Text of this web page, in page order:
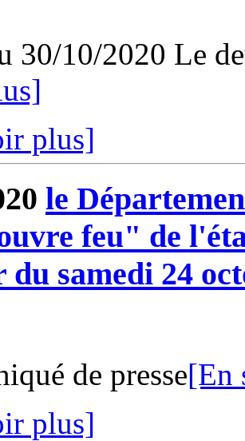
30/10/2020 Le
plus]
le
feu" de
du samedi 24
de presse[En
plus]